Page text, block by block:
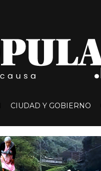
CIUDAD Y GOBIERNO